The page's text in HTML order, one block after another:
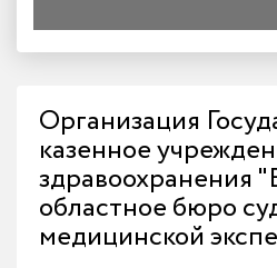
Организация
казенное
здравоохранения
областное бюро
медицинской